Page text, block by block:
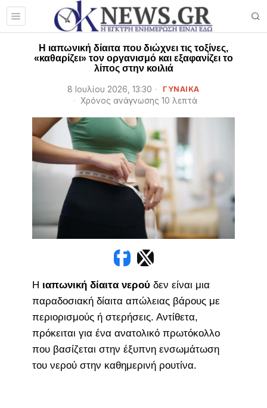
Η ιαπωνική δίαιτα που διώχνει τις τοξίνες,
«καθαρίζει» τον οργανισμό και εξαφανίζει το
λίπος στην κοιλιά
8 Ιουλίου 2026, 13:30 ΓΥΝΑΙΚΑ
Χρόνος ανάγνωσης 10 λεπτά
Η ιαπωνική δίαιτα νερούδεν είναι μια
παραδοσιακή δίαιτα απώλειας βάρους με
περιορισμούς ή στερήσεις. Αντίθετα,
πρόκειται για ένα ανατολικό πρωτόκολλο
που βασίζεται στην έξυπνη ενσωμάτωση
του νερού στην καθημερινή ρουτίνα.